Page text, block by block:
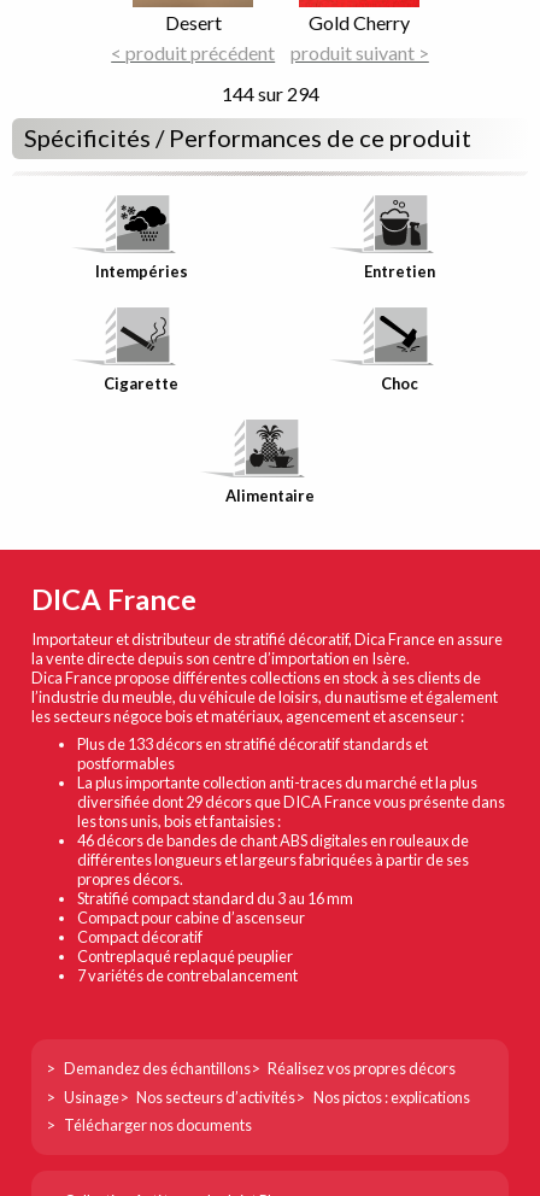
du
Desert
< produit précédent
Nom
du
Gold Cherry
produit suivant >
144 sur 294
Spécificités / Performances de ce produit
Intempéries Entretien
Cigarette Choc
Alimentaire
DICA France
Importateur et distributeur de stratifié décoratif, Dica France en assure
la vente directe depuis son centre d’importation en Isère.
Dica France propose différentes collections en stock à ses clients de
l’industrie du meuble, du véhicule de loisirs, du nautisme et également
les secteurs négoce bois et matériaux, agencement et ascenseur :
Plus de 133 décors en stratifié décoratif standards et
postformables
La plus importante collection anti-traces du marché et la plus
diversifiée dont 29 décors que DICA France vous présente dans
les tons unis, bois et fantaisies :
46 décors de bandes de chant ABS digitales en rouleaux de
différentes longueurs et largeurs fabriquées à partir de ses
propres décors.
Stratifié compact standard du 3 au 16 mm
Compact pour cabine d’ascenseur
Compact décoratif
Contreplaqué replaqué peuplier
7 variétés de contrebalancement
Footer
col
Demandez des échantillons
Réalisez vos propres décors
Usinage
Nos secteurs d’activités
Nos pictos : explications
Télécharger nos documents
Footer